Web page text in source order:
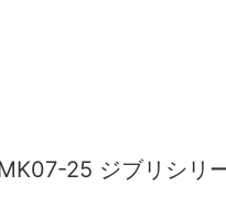
25 ジブリシリ